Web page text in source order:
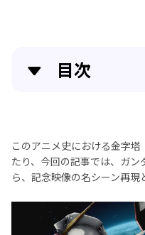
目次
ガンダムW30周年記念
名シーン復習用：ガン
まとめ
このアニメ史における金字
たり、今回の記事では、ガ
ら、記念映像の名シーン再現